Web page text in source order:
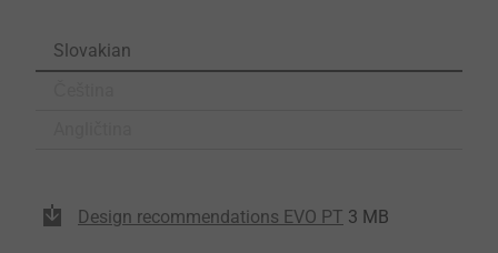
Slovakian
Design recommendations EVO PT 3 MB